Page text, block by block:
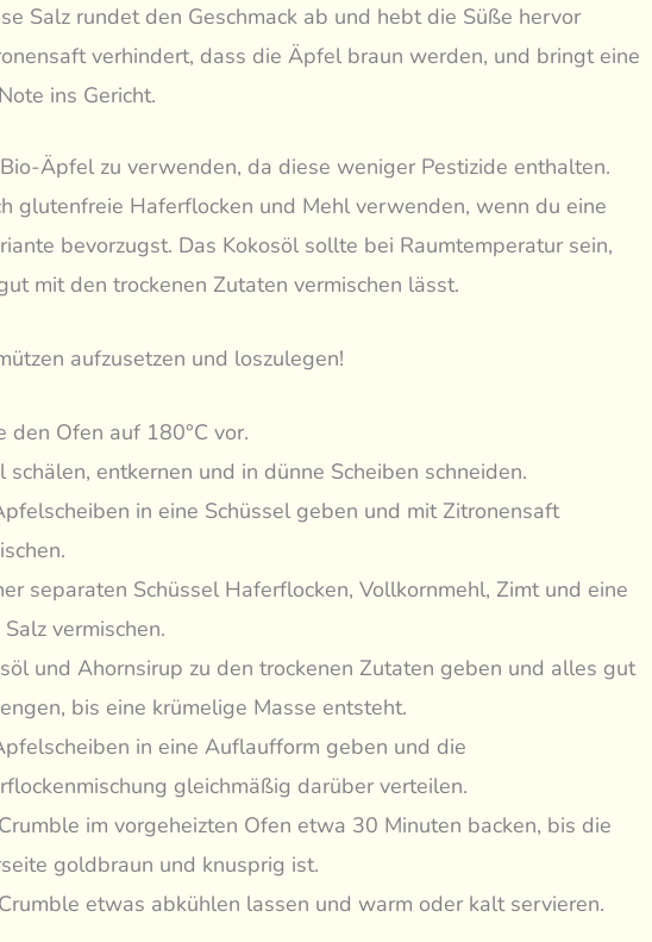
Salz rundet den Geschmack ab und hebt die Süße hervor
verhindert, dass die Äpfel braun werden, und bringt eine
ins Gericht.
Äpfel zu verwenden, da diese weniger Pestizide enthalten.
glutenfreie Haferflocken und Mehl verwenden, wenn du eine
bevorzugst. Das Kokosöl sollte bei Raumtemperatur sein,
mit den trockenen Zutaten vermischen lässt.
aufzusetzen und loszulegen!
den Ofen auf 180°C vor.
schälen, entkernen und in dünne Scheiben schneiden.
in eine Schüssel geben und mit Zitronensaft
separaten Schüssel Haferflocken, Vollkornmehl, Zimt und eine
Salz vermischen.
und Ahornsirup zu den trockenen Zutaten geben und alles gut
bis eine krümelige Masse entsteht.
in eine Auflaufform geben und die
gleichmäßig darüber verteilen.
im vorgeheizten Ofen etwa 30 Minuten backen, bis die
goldbraun und knusprig ist.
etwas abkühlen lassen und warm oder kalt servieren.